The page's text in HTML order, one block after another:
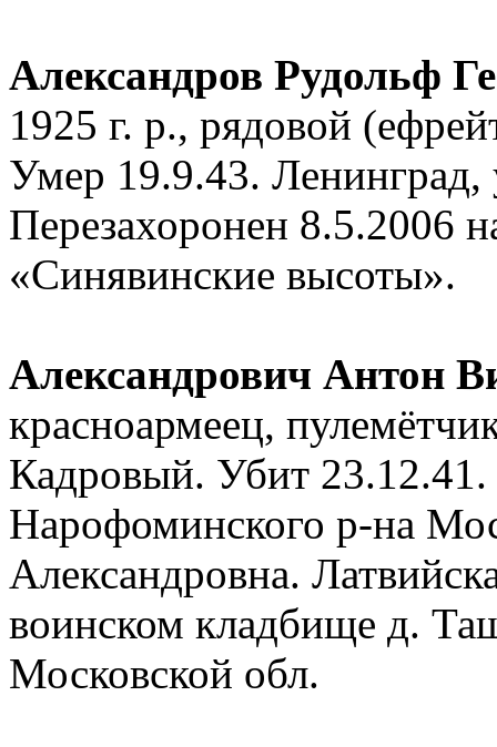
Александров Рудольф
1925 г. р., рядовой
Умер 19.9.43. Ленинград,
Перезахоронен 8.5.2006
«Синявинские высоты».
Александрович Антон
красноармеец,
Кадровый. Убит
Нарофоминского р-на
Александровна.
воинском кладбище д.
Московской обл.